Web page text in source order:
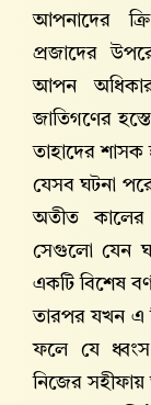
আপনাদের
প্রজাদের
আপন
জাতিগণের
তাহাদের
যেসব ঘটনা
অতীত কালের
সেগুলো যেন
একটি বিশেষ
তারপর যখন এ
ফলে যে
নিজের সহীফায়